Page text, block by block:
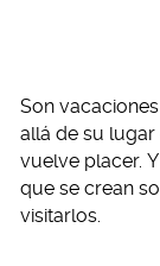
Son
allá de su
vuelve placer.
que se crean
visitarlos.